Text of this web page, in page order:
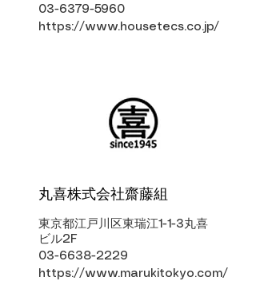
03-6379-5960
https://www.housetecs.co.jp/
丸喜株式会社齋藤組
東京都江戸川区東瑞江1-1-3丸喜
ビル2F
03-6638-2229
https://www.marukitokyo.com/